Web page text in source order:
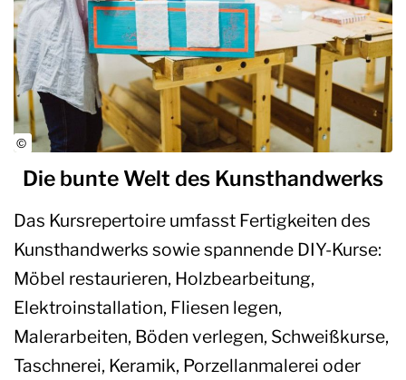
Die bunte Welt des Kunsthandwerks
Das Kursrepertoire umfasst Fertigkeiten des
Kunsthandwerks sowie spannende DIY-Kurse:
Möbel restaurieren, Holzbearbeitung,
Elektroinstallation, Fliesen legen,
Malerarbeiten, Böden verlegen, Schweißkurse,
Taschnerei, Keramik, Porzellanmalerei oder